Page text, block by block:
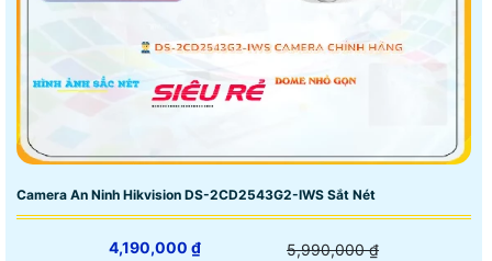
Camera An Ninh Hikvision DS-2CD2543G2-IWS Sắt Nét
4,190,000 ₫ 5,990,000 ₫